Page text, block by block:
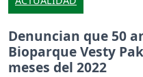
Denuncian que 50
Bioparque Vesty
meses del 2022